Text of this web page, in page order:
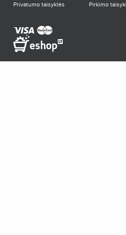
Privatumo taisyklės
Pirkimo